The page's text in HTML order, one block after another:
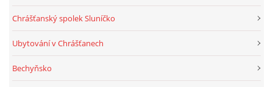
Chrášťanský spolek Sluníčko
Ubytování v Chrášťanech
Bechyňsko